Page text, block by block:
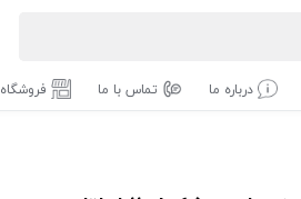
درباره ما تماس با ما فروشگاه